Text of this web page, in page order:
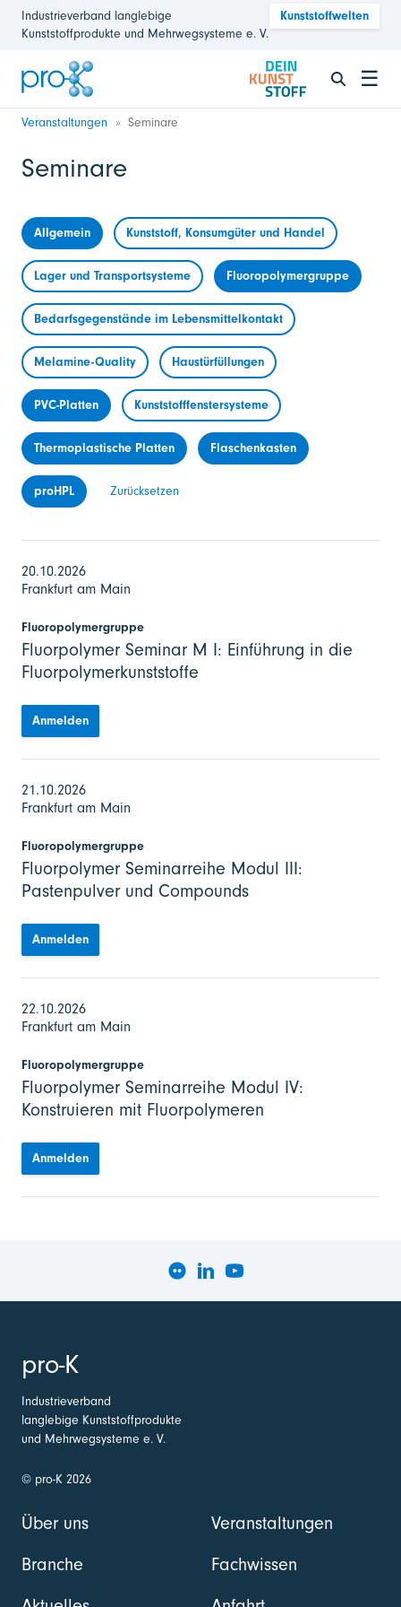
Industrieverband langlebige
Kunststoffprodukte und Mehrwegsysteme e. V.
Kunststoffwelten
☰
Veranstaltungen Seminare
Seminare
Allgemein Kunststoff, Konsumgüter und Handel
Lager und Transportsysteme Fluoropolymergruppe
Bedarfsgegenstände im Lebensmittelkontakt
Melamine-Quality Haustürfüllungen
PVC-Platten Kunststofffenstersysteme
Thermoplastische Platten Flaschenkasten
proHPL Zurücksetzen
20.10.2026
Frankfurt am Main
Fluoropolymergruppe
Fluorpolymer Seminar M I: Einführung in die
Fluorpolymerkunststoffe
Anmelden
21.10.2026
Frankfurt am Main
Fluoropolymergruppe
Fluorpolymer Seminarreihe Modul III:
Pastenpulver und Compounds
Anmelden
22.10.2026
Frankfurt am Main
Fluoropolymergruppe
Fluorpolymer Seminarreihe Modul IV:
Konstruieren mit Fluorpolymeren
Anmelden
pro-K
Industrieverband
langlebige Kunststoffprodukte
und Mehrwegsysteme e. V.
© pro-K 2026
Über uns
Branche
Veranstaltungen
Fachwissen